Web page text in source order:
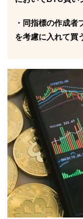
・同指標の作成
を考慮に入れて買